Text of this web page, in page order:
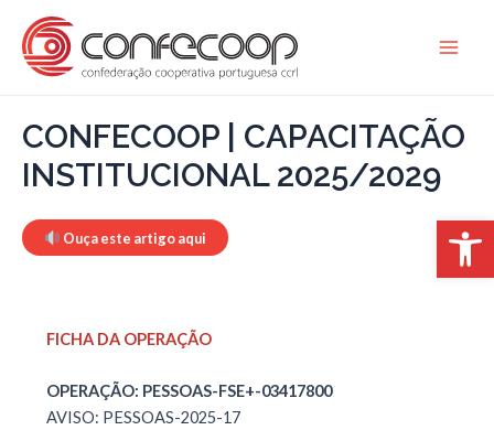
content
CONFECOOP | CAPACITAÇÃO
INSTITUCIONAL 2025/2029
Ouça este artigo aqui
FICHA DA OPERAÇÃO
OPERAÇÃO: PESSOAS-FSE+-03417800
AVISO: PESSOAS-2025-17